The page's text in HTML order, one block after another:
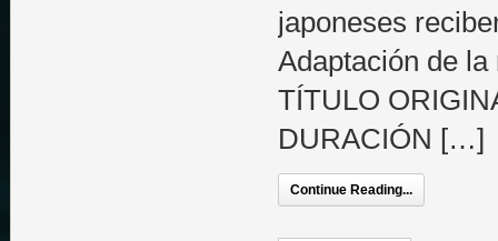
japoneses
Adaptación de
TÍTULO
DURACIÓN […]
Continue Reading...